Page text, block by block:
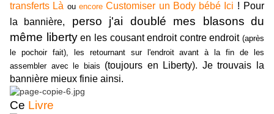
transferts Là ou encoreCustomiser un Body bébé Ici ! Pour
la bannière,
perso j'ai doublé mes blasons du
même liberty en les cousant endroit contre endroit (après
le pochoir fait), les retournant sur l'endroit avant à la fin de les
assembler avec le biais (toujours en Liberty). Je trouvais la
bannière mieux finie ainsi.
Ce Livre